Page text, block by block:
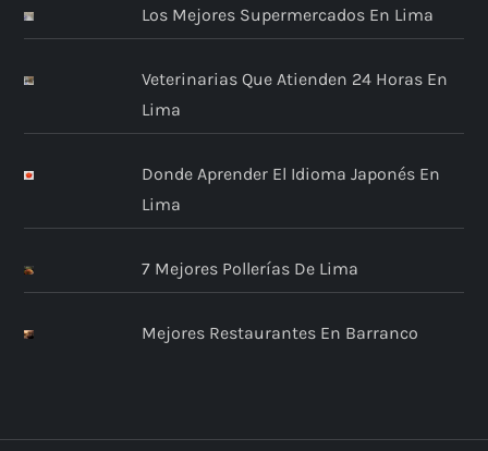
Los Mejores Supermercados En Lima
Veterinarias Que Atienden 24 Horas En
Lima
Donde Aprender El Idioma Japonés En
Lima
7 Mejores Pollerías De Lima
Mejores Restaurantes En Barranco